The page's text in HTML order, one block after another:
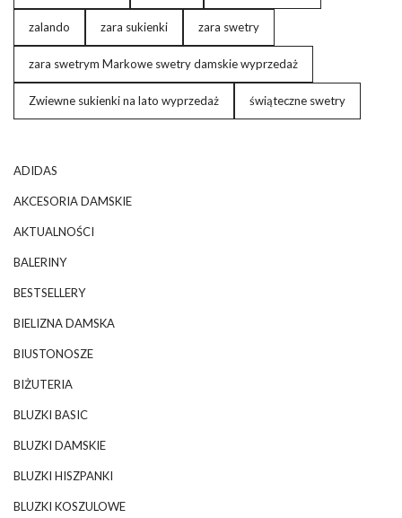
zalando zara sukienki zara swetry
zara swetrym Markowe swetry damskie wyprzedaż
Zwiewne sukienki na lato wyprzedaż świąteczne swetry
ADIDAS
AKCESORIA DAMSKIE
AKTUALNOŚCI
BALERINY
BESTSELLERY
BIELIZNA DAMSKA
BIUSTONOSZE
BIŻUTERIA
BLUZKI BASIC
BLUZKI DAMSKIE
BLUZKI HISZPANKI
BLUZKI KOSZULOWE